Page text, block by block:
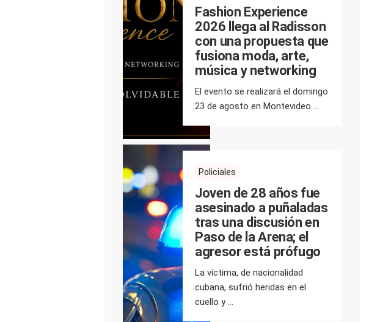
Fashion Experience
2026 llega al Radisson
con una propuesta que
fusiona moda, arte,
música y networking
El evento se realizará el domingo
23 de agosto en Montevideo ...
Policiales
Joven de 28 años fue
asesinado a puñaladas
tras una discusión en
Paso de la Arena; el
agresor está prófugo
La víctima, de nacionalidad
cubana, sufrió heridas en el
cuello y ...